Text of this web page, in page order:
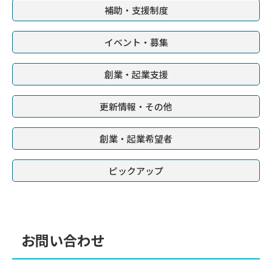
補助・支援制度
イベント・募集
創業・起業支援
更新情報・その他
創業・起業希望者
ピックアップ
お問い合わせ